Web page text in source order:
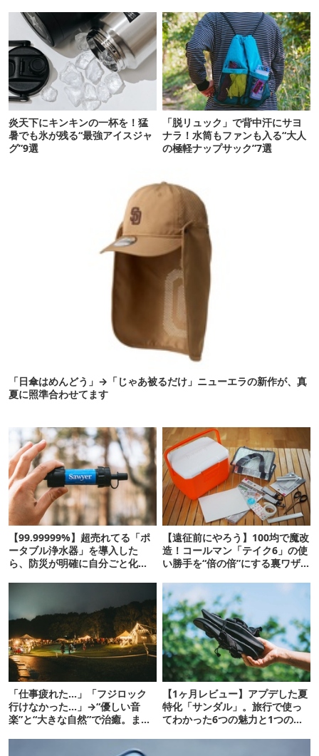
炎天下にキンキンの一杯を！猛
暑でも氷が残る“最強アイスジャ
グ”9選
「脱リュック」で背中汗にサヨ
ナラ！水筒もファンも入る“大人
の極軽ナップサック”7選
「日傘はめんどう」→「じゃあ被るだけ」ニューエラの新作が、真
夏に照準合わせてます
【99.99999%】超売れてる「ポ
ータブル浄水器」を導入した
ら、防災が明確に自分ごと化し
【遠征前にやろう】100均で魔改
造！コールマン「テイク6」の使
い勝手を“倍の倍”にする裏ワザ6
「仕事疲れた…」「フジロック
行けなかった…」→“優しい音
楽”と“大きな自然”で治癒。まだ
【1ヶ月レビュー】アプデした夏
特化「サンダル」。旅行で使っ
てわかった6つの魅力と1つの注